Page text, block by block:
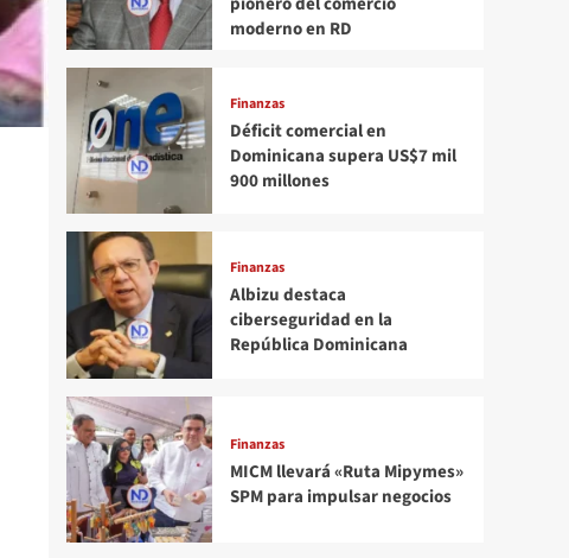
moderno en RD
Finanzas
Déficit comercial en
Dominicana supera US$7 mil
900 millones
Finanzas
Albizu destaca
ciberseguridad en la
República Dominicana
Finanzas
MICM llevará «Ruta Mipymes»
SPM para impulsar negocios